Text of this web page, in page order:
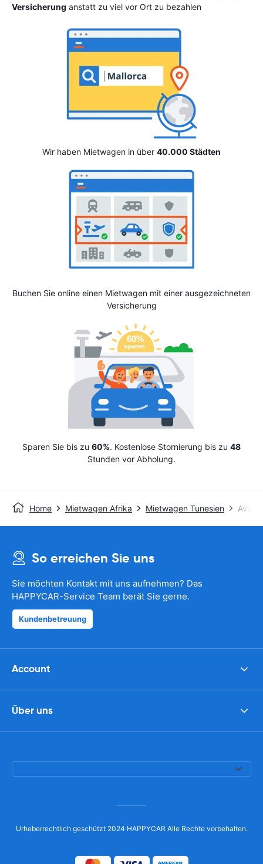
Versicherung anstatt zu viel vor Ort zu bezahlen
Wir haben Mietwagen in über 40.000 Städten
Buchen Sie online einen Mietwagen mit einer ausgezeichneten
Versicherung
Sparen Sie bis zu 60%. Kostenlose Stornierung bis zu 48
Stunden vor Abholung.
Home Mietwagen Afrika Mietwagen Tunesien Avis
So erreichen Sie uns
Sie möchten Kontakt mit uns aufnehmen? Das
HAPPYCAR-Service Team berät Sie gerne.
Kundenbetreuung
Account
Über uns
Urheberrechtlich geschützt 2024 HAPPYCAR Alle Rechte vorbehalten.